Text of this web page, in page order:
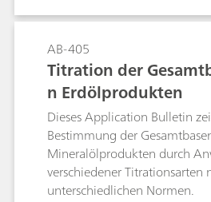
Gehalts. Bei frisch
eine verknüpfte Zwei-Titration-
verwendet. Die Ergebnisse
Bestimmungen werden von
verwendet, um individuelle
HNO3, HF und H2SiF6 zu
gemäss ASTM, DIN, IP, ISO
unterscheiden sich
Zusammensetzung der
Lösungsmittel und
beschreibt die Bestimmung
Mineralölprodukten durch die
verschiedener
potentiometrische
ASTM D664, die
D974 und die
AB-405
Titration der
n Erdölprodukten
Dieses Application Bulletin
Bestimmung der
Mineralölprodukten durch
verschiedener Titrationsarten
unterschiedlichen Normen.